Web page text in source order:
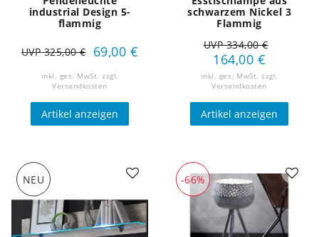
industrial Design 5-
flammig
UVP 325,00 € 69,00 €
inkl. ges. MwSt. zzgl.
Versandkosten
Artikel anzeigen
schwarzem Nickel 3
Flammig
UVP 334,00 €
164,00 €
inkl. ges. MwSt. zzgl.
Versandkosten
Artikel anzeigen
NEU -66%